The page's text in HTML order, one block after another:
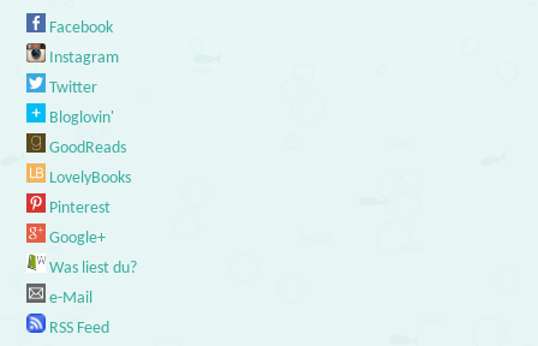
Facebook
Instagram
Twitter
Bloglovin'
GoodReads
LovelyBooks
Pinterest
Google+
Was liest du?
e-Mail
RSS Feed